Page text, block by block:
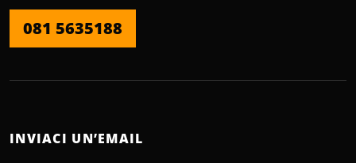
081 5635188
INVIACI UN’EMAIL